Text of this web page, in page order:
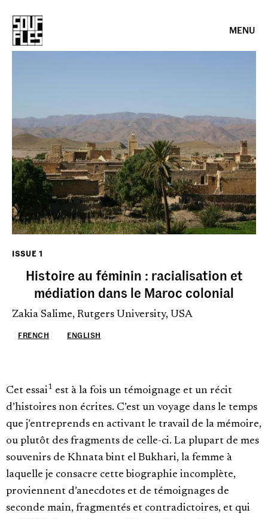
MENU
ISSUE 1
Histoire au féminin : racialisation et
médiation dans le Maroc colonial
Zakia Salime, Rutgers University, USA
FRENCH ENGLISH
Cet essai1 est à la fois un témoignage et un récit
d’histoires non écrites. C’est un voyage dans le temps
que j’entreprends en activant le travail de la mémoire,
ou plutôt des fragments de celle-ci. La plupart de mes
souvenirs de Khnata bint el Bukhari, la femme à
laquelle je consacre cette biographie incomplète,
proviennent d’anecdotes et de témoignages de
seconde main, fragmentés et contradictoires, et qui